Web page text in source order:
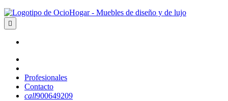

Profesionales
Contacto
call900649209